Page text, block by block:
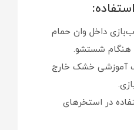
داخل وان حمام
هنگام شستشو.
آموزشی خشک خارج
در استخرهای